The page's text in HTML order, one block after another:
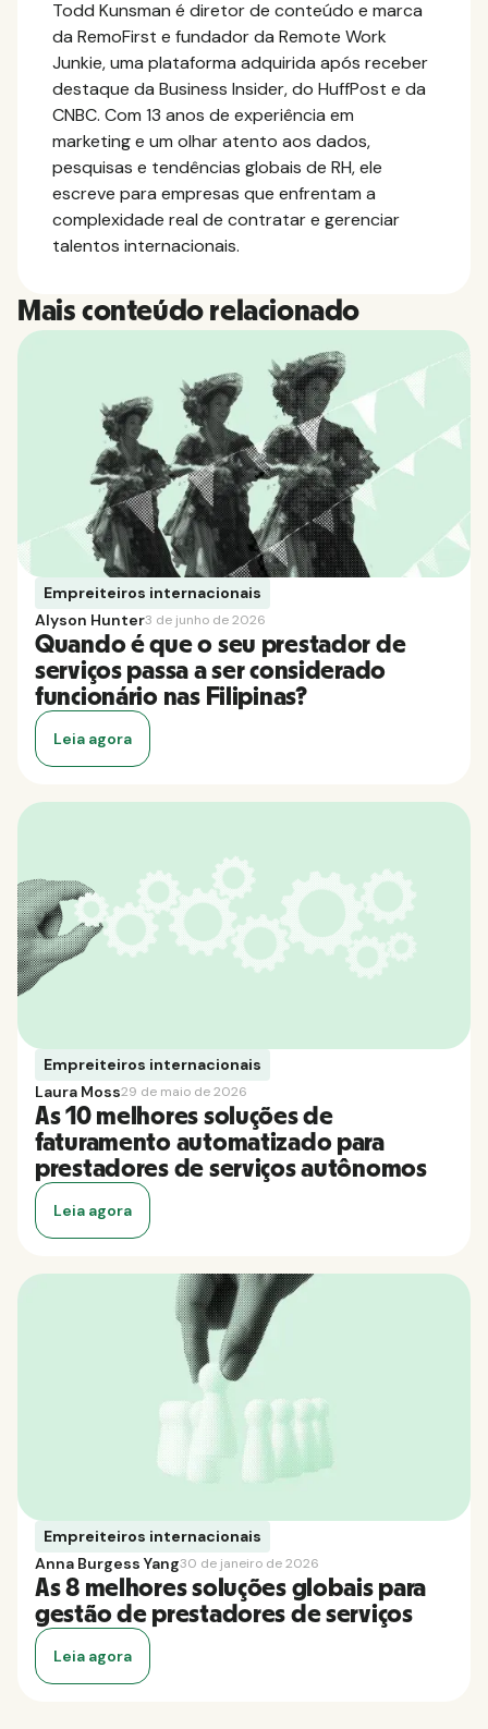
Todd Kunsman é diretor de conteúdo e marca
da RemoFirst e fundador da Remote Work
Junkie, uma plataforma adquirida após receber
destaque da Business Insider, do HuffPost e da
CNBC. Com 13 anos de experiência em
marketing e um olhar atento aos dados,
pesquisas e tendências globais de RH, ele
escreve para empresas que enfrentam a
complexidade real de contratar e gerenciar
talentos internacionais.
Mais conteúdo relacionado
Empreiteiros internacionais
Alyson Hunter3 de junho de 2026
Quando é que o seu prestador de
serviços passa a ser considerado
funcionário nas Filipinas?
Leia agora
Empreiteiros internacionais
Laura Moss29 de maio de 2026
As 10 melhores soluções de
faturamento automatizado para
prestadores de serviços autônomos
Leia agora
Empreiteiros internacionais
Anna Burgess Yang30 de janeiro de 2026
As 8 melhores soluções globais para
gestão de prestadores de serviços
Leia agora